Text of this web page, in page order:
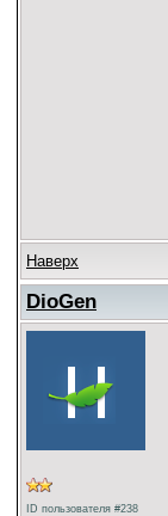
Наверх
DioGen
ID пользователя #238